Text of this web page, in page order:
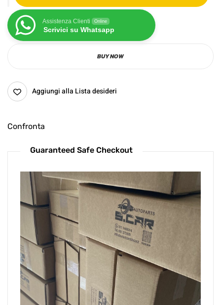
Assistenza Clienti Online
Scrivici su Whatsapp
BUY NOW
Aggiungi alla Lista desideri
Confronta
Guaranteed Safe Checkout